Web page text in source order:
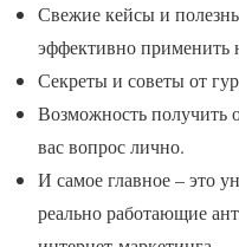
Свежие кейсы и
эффективно применить
Секреты и советы от
Возможность получить
вас вопрос лично.
И самое главное – это
реально работающие